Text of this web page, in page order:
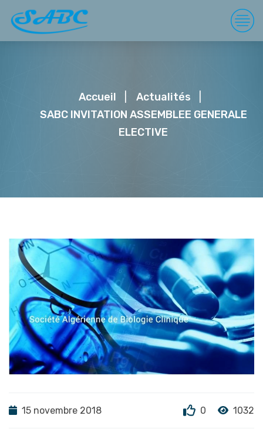
Accueil
Actualités
SABC INVITATION ASSEMBLEE GENERALE
ELECTIVE
15 novembre 2018 0 1032